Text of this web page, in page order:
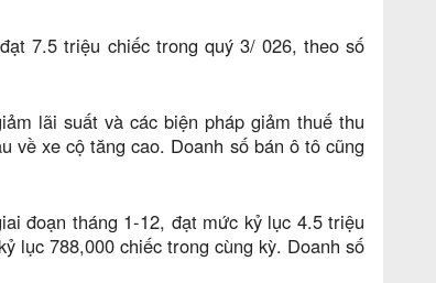
7.5 triệu chiếc trong quý 3/ 026, theo số
lãi suất và các biện pháp giảm thuế thu
về xe cộ tăng cao. Doanh số bán ô tô cũng
đoạn tháng 1-12, đạt mức kỷ lục 4.5 triệu
lục 788,000 chiếc trong cùng kỳ. Doanh số